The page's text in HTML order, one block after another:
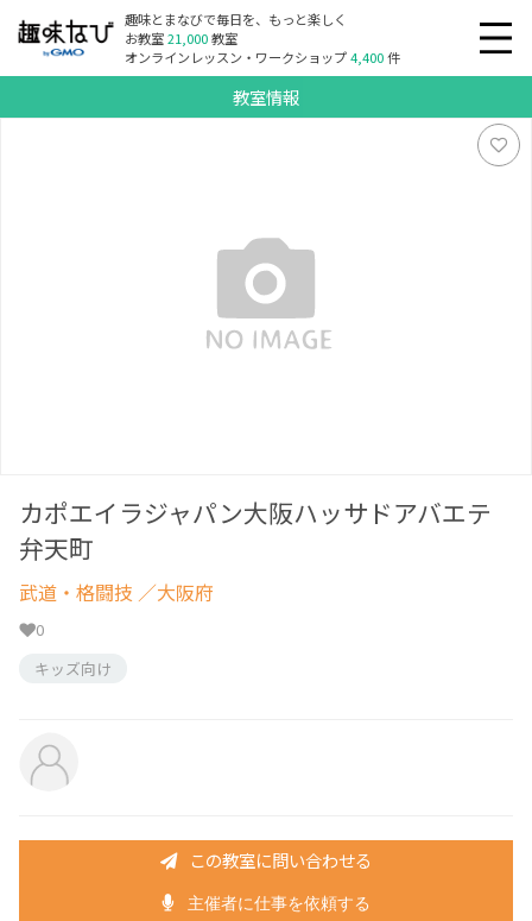
趣味とまなびで毎日を、もっと楽しく
お教室21,000教室
オンラインレッスン・ワークショップ4,400件
教室情報
カポエイラジャパン大阪ハッサドアバエテ
弁天町
武道・格闘技 ／大阪府
0
キッズ向け
この教室に問い合わせる
主催者に仕事を依頼する